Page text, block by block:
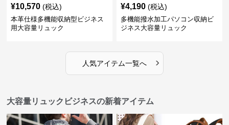
¥10,570 (税込)
本革仕様多機能収納型ビジネス
用大容量リュック
¥4,190 (税込)
多機能撥水加工パソコン収納ビ
ジネス大容量リュック
人気アイテム一覧へ ›
大容量リュックビジネスの新着アイテム